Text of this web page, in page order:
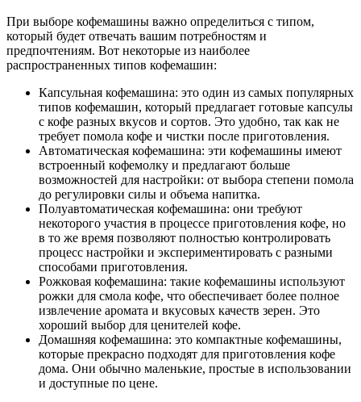
При выборе кофемашины важно определиться с типом,
который будет отвечать вашим потребностям и
предпочтениям. Вот некоторые из наиболее
распространенных типов кофемашин:
Капсульная кофемашина: это один из самых популярных
типов кофемашин, который предлагает готовые капсулы
с кофе разных вкусов и сортов. Это удобно, так как не
требует помола кофе и чистки после приготовления.
Автоматическая кофемашина: эти кофемашины имеют
встроенный кофемолку и предлагают больше
возможностей для настройки: от выбора степени помола
до регулировки силы и объема напитка.
Полуавтоматическая кофемашина: они требуют
некоторого участия в процессе приготовления кофе, но
в то же время позволяют полностью контролировать
процесс настройки и экспериментировать с разными
способами приготовления.
Рожковая кофемашина: такие кофемашины используют
рожки для смола кофе, что обеспечивает более полное
извлечение аромата и вкусовых качеств зерен. Это
хороший выбор для ценителей кофе.
Домашняя кофемашина: это компактные кофемашины,
которые прекрасно подходят для приготовления кофе
дома. Они обычно маленькие, простые в использовании
и доступные по цене.